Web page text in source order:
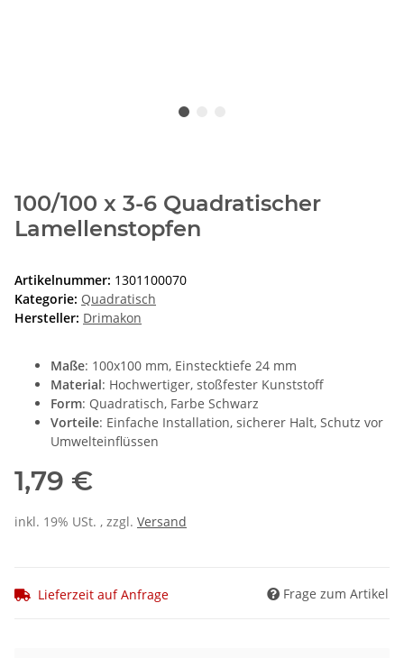
100/100 x 3-6 Quadratischer
Lamellenstopfen
Artikelnummer: 1301100070
Kategorie: Quadratisch
Hersteller: Drimakon
Maße: 100x100 mm, Einstecktiefe 24 mm
Material: Hochwertiger, stoßfester Kunststoff
Form: Quadratisch, Farbe Schwarz
Vorteile: Einfache Installation, sicherer Halt, Schutz vor
Umwelteinflüssen
1,79 €
inkl. 19% USt. , zzgl. Versand
Lieferzeit auf Anfrage Frage zum Artikel